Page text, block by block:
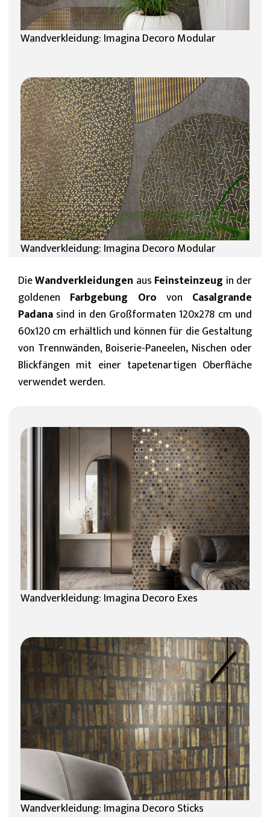
Wandverkleidung: Imagina Decoro Modular
Wandverkleidung: Imagina Decoro Modular
DieWandverkleidungen aus Feinsteinzeug in der
goldenen Farbgebung Oro von Casalgrande
Padana sind in den Großformaten 120x278 cm und
60x120 cm erhältlich und können für die Gestaltung
von Trennwänden, Boiserie-Paneelen, Nischen oder
Blickfängen mit einer tapetenartigen Oberfläche
verwendet werden.
Wandverkleidung: Imagina Decoro Exes
Wandverkleidung: Imagina Decoro Sticks